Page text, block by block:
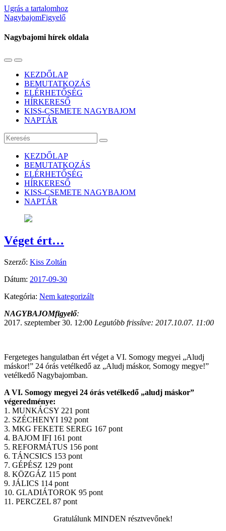
Ugrás a tartalomhoz
NagybajomFigyelő
Nagybajomi hírek oldala
Váltás
mobil
menüre
Használja
keresés
mezőt
KEZDŐLAP
BEMUTATKOZÁS
ELÉRHETŐSÉG
HÍRKERESŐ
KISS-CSEMETE NAGYBAJOM
NAPTÁR
Keresés
KEZDŐLAP
BEMUTATKOZÁS
ELÉRHETŐSÉG
HÍRKERESŐ
KISS-CSEMETE NAGYBAJOM
NAPTÁR
Véget ért…
Szerző: Kiss Zoltán
Dátum: 2017-09-30
Kategória: Nem kategorizált
NAGYBAJOMfigyelő:
2017. szeptember 30. 12:00 Legutóbb frissítve: 2017.10.07. 11:00
Fergeteges hangulatban ért véget a VI. Somogy megyei „Aludj
máskor!” 24 órás vetélkedő az „Aludj máskor, Somogy megye!”
vetélkedő Nagybajomban.
A VI. Somogy megyei 24 órás vetélkedő „aludj máskor”
végeredménye:
1. MUNKÁCSY 221 pont
2. SZÉCHENYI 192 pont
3. MKG FEKETE SEREG 167 pont
4. BAJOM IFI 161 pont
5. REFORMÁTUS 156 pont
6. TÁNCSICS 153 pont
7. GÉPÉSZ 129 pont
8. KÖZGÁZ 115 pont
9. JÁLICS 114 pont
10. GLADIÁTOROK 95 pont
11. PERCZEL 87 pont
Gratulálunk MINDEN résztvevőnek!